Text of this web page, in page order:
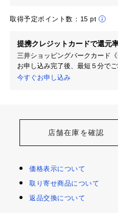
取得予定ポイント数： 15 pt
提携クレジットカードで還元
三井ショッピングパークカード
お申し込み完了後、最短５分でご
今すぐお申し込み
店舗在庫を確認
価格表示について
取り寄せ商品について
返品交換について